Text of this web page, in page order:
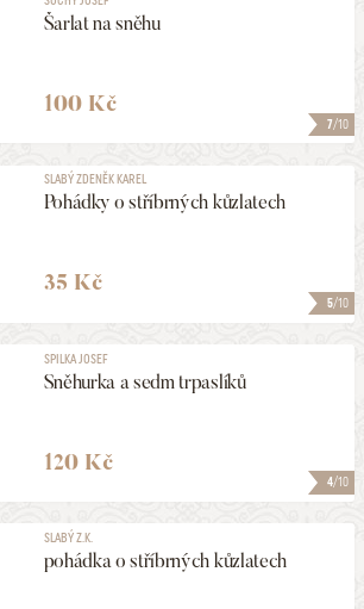
7/10
Šarlat na sněhu
100 Kč
5/10
SLABÝ ZDENĚK KAREL
Pohádky o stříbrných kůzlatech
35 Kč
4/10
SPILKA JOSEF
Sněhurka a sedm trpaslíků
120 Kč
SLABÝ Z.K.
pohádka o stříbrných kůzlatech